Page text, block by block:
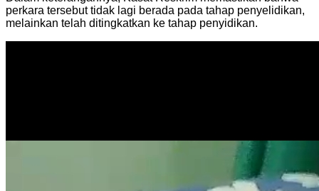
perkara tersebut tidak lagi berada pada tahap penyelidikan,
melainkan telah ditingkatkan ke tahap penyidikan.